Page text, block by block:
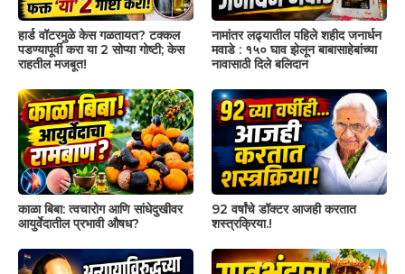
हार्ड वॉटरमुळे केस गळतायत? टक्कल
पडण्यापूर्वी करा या 2 सोप्या गोष्टी; केस
राहतील मजबूत!
नामांतर लढ्यातील पहिले शहीद जनार्धन
मवाडे : १५० घाव झेलून बाबासाहेबांच्या
नावासाठी दिले बलिदान
काळा बिबा: त्वचारोग आणि सांधेदुखीवर
आयुर्वेदातील प्रभावी औषध?
92 वर्षांचे डॉक्टर आजही करतात
शस्त्रक्रिया.!